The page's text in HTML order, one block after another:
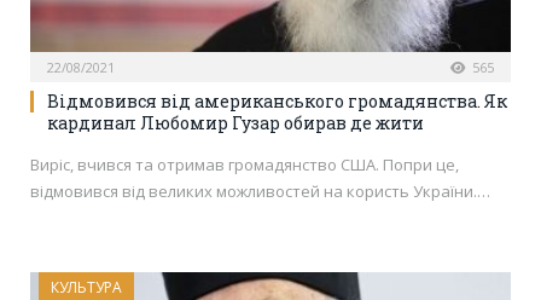
22/08/2021 565
Відмовився від американського громадянства. Як
кардинал Любомир Гузар обирав де жити
Виріс, вчився та отримав громадянство США. Попри це,
відмовився від великих можливостей на користь України.…
КУЛЬТУРА